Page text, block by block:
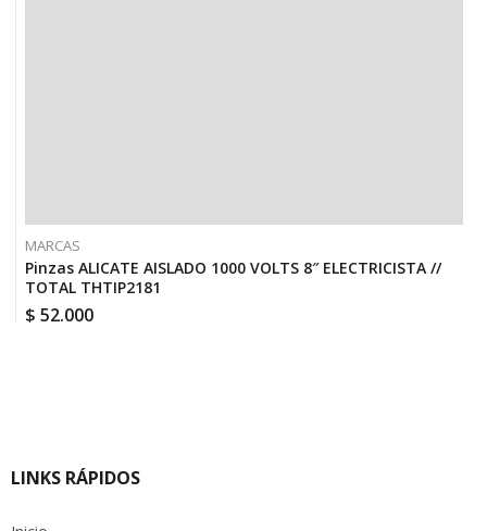
MARCAS
Pinzas ALICATE AISLADO 1000 VOLTS 8″ ELECTRICISTA //
TOTAL THTIP2181
$ 52.000
LINKS RÁPIDOS